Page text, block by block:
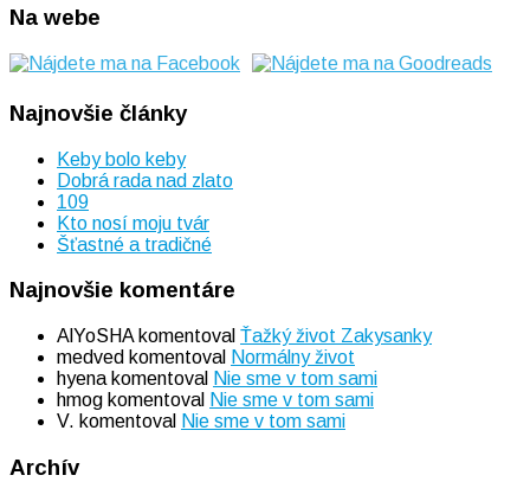
Na webe
Najnovšie články
Keby bolo keby
Dobrá rada nad zlato
109
Kto nosí moju tvár
Šťastné a tradičné
Najnovšie komentáre
AlYoSHAkomentoval Ťažký život Zakysanky
medved komentoval Normálny život
hyena komentoval Nie sme v tom sami
hmog komentoval Nie sme v tom sami
V. komentoval Nie sme v tom sami
Archív